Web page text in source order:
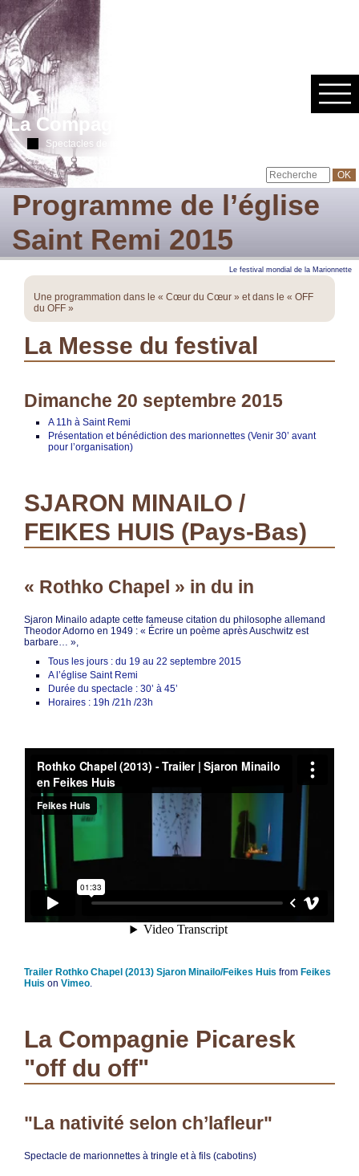
La Compagnie des Skowiés
Spectacles de marionnettes à fils & ombres chinoises
Programme de l’église
Saint Remi 2015
Le festival mondial de la Marionnette
Une programmation dans le « Cœur du Cœur » et dans le « OFF
du OFF »
La Messe du festival
Dimanche 20 septembre 2015
A 11h à Saint Remi
Présentation et bénédiction des marionnettes (Venir 30’ avant
pour l’organisation)
SJARON MINAILO /
FEIKES HUIS (Pays-Bas)
« Rothko Chapel » in du in
Sjaron Minailo adapte cette fameuse citation du philosophe allemand
Theodor Adorno en 1949 : « Écrire un poème après Auschwitz est
barbare… »,
Tous les jours : du 19 au 22 septembre 2015
A l’église Saint Remi
Durée du spectacle : 30’ à 45’
Horaires : 19h /21h /23h
Trailer Rothko Chapel (2013) Sjaron Minailo/Feikes Huis fromFeikes
Huis onVimeo
La Compagnie Picaresk
"off du off"
"La nativité selon ch’lafleur"
Spectacle de marionnettes à tringle et à fils (cabotins)